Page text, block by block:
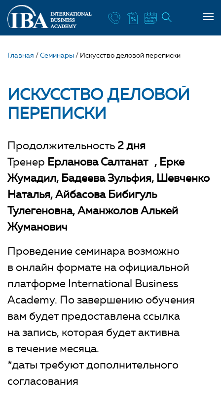
Главная /Семинары / Искусство деловой переписки
ИСКУССТВО ДЕЛОВОЙ
ПЕРЕПИСКИ
Продолжительность 2 дня
Тренер Ерланова Салтанат
Ерке
Жумадил Бадеева Зульфия Шевченко
Наталья Айбасова Бибигуль
Тулегеновна Аманжолов Алькей
Жуманович
Проведение семинара возможно
в онлайн формате на официальной
платформе International Business
Academy. По завершению обучения
вам будет предоставлена ссылка
на запись, которая будет активна
в течение месяца.
*даты требуют дополнительного
согласования